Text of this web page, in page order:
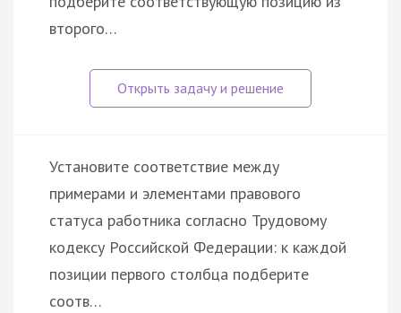
второго…
Установите соответствие между
примерами и элементами правового
статуса работника согласно Трудовому
кодексу Российской Федерации: к каждой
позиции первого столбца подберите
соотв…